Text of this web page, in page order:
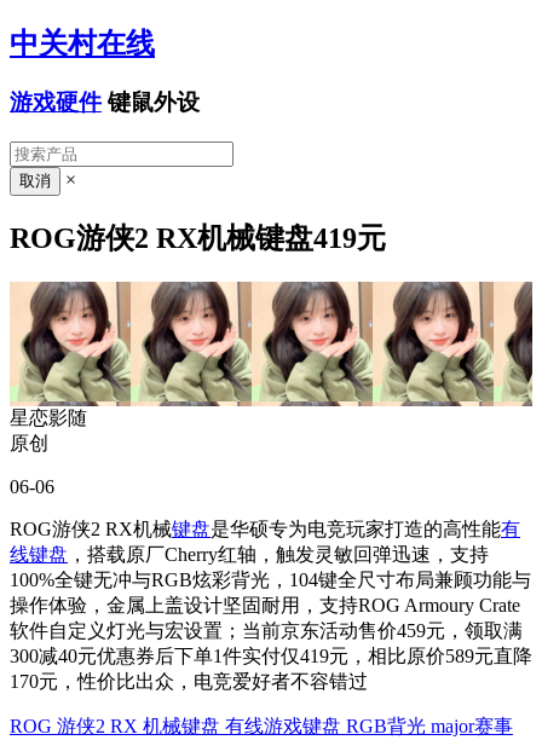
中关村在线
游戏硬件 键鼠外设
×
ROG游侠2 RX机械键盘419元
星恋影随
原创
06-06
ROG游侠2 RX机械键盘是华硕专为电竞玩家打造的高性能有
线键盘 ，搭载原厂Cherry红轴，触发灵敏回弹迅速，支持
100%全键无冲与RGB炫彩背光，104键全尺寸布局兼顾功能与
操作体验，金属上盖设计坚固耐用，支持ROG Armoury Crate
软件自定义灯光与宏设置；当前京东活动售价459元，领取满
300减40元优惠券后下单1件实付仅419元，相比原价589元直降
170元，性价比出众，电竞爱好者不容错过
ROG 游侠2 RX 机械键盘 有线游戏键盘 RGB背光 major赛事